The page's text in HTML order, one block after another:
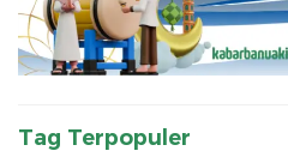
Tag Terpopuler